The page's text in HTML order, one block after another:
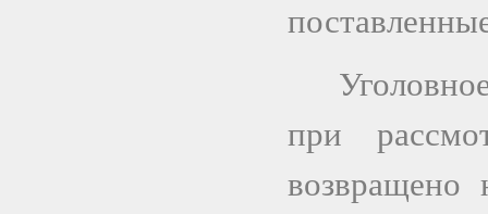
при
возвращено